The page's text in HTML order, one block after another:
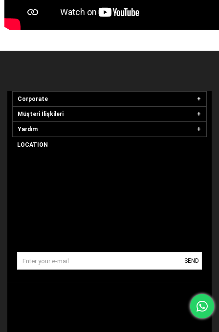
Corporate
Müşteri İlişkileri
Yardım
LOCATION
SEND